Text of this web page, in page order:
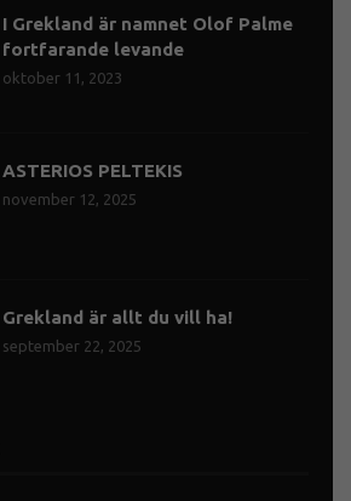
I Grekland är namnet Olof Palme
fortfarande levande
oktober 11, 2023
ASTERIOS PELTEKIS
november 12, 2025
Grekland är allt du vill ha!
september 22, 2025